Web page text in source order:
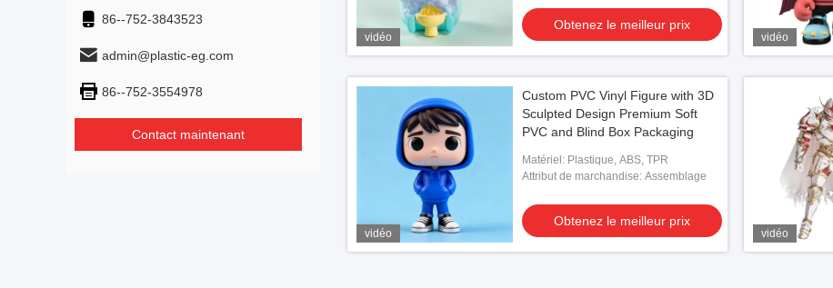
86--752-3843523
admin@plastic-eg.com
86--752-3554978
Contact maintenant
vidéo
Obtenez le meilleur prix
vidéo
vidéo
Custom PVC Vinyl Figure with 3D
Sculpted Design Premium Soft
PVC and Blind Box Packaging
Matériel: Plastique, ABS, TPR
Attribut de marchandise: Assemblage
Obtenez le meilleur prix
vidéo